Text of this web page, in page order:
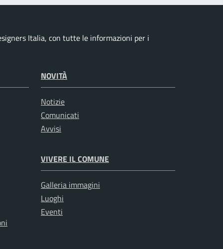
Italia, con tutte le informazioni per i
NOVITÀ
Notizie
Comunicati
Avvisi
VIVERE IL COMUNE
Galleria immagini
Luoghi
Eventi